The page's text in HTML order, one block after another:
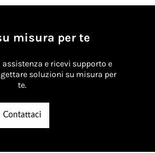
misura per te
e ricevi supporto e
soluzioni su misura per
te.
Contattaci